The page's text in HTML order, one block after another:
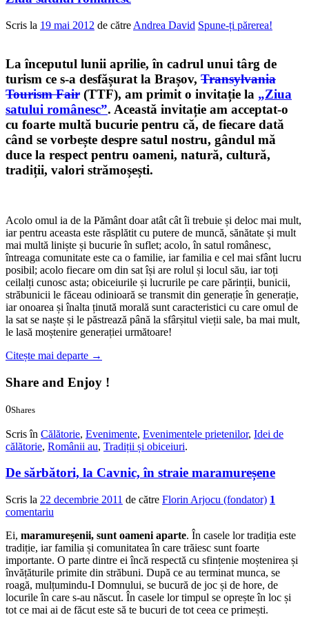
Scris la 19 mai 2012 de către Andrea David Spune-ți părerea!
La începutul lunii aprilie, în cadrul unui târg de
turism ce s-a desfășurat la Brașov, Transylvania
Tourism Fair (TTF), am primit o invitație la „Ziua
satului românesc”. Această invitație am acceptat-o
cu foarte multă bucurie pentru că, de fiecare dată
când se vorbește despre satul nostru, gândul mă
duce la respect pentru oameni, natură, cultură,
tradiții, valori strămoșești.
Acolo omul ia de la Pământ doar atât cât îi trebuie și deloc mai mult,
iar pentru aceasta este răsplătit cu putere de muncă, sănătate și mult
mai multă liniște și bucurie în suflet; acolo, în satul românesc,
întreaga comunitate este ca o familie, iar familia e cel mai sfânt lucru
posibil; acolo fiecare om din sat își are rolul și locul său, iar toți
ceilalți cunosc asta; obiceiurile și lucrurile pe care părinții, bunicii,
străbunicii le făceau odinioară se transmit din generație în generație,
iar onoarea și înalta ținută morală sunt caracteristici cu care omul de
la sat se naște și le păstrează până la sfârșitul vieții sale, ba mai mult,
le lasă moștenire generației următoare!
Citește mai departe →
Share and Enjoy !
0Shares
Scris în Călătorie, Evenimente, Evenimentele prietenilor, Idei de
călătorie, Românii au, Tradiții și obiceiuri.
De sărbători, la Cavnic, în straie maramureșene
Scris la 22 decembrie 2011 de către Florin Arjocu (fondator) 1
comentariu
Ei, maramureșenii, sunt oameni aparte. În casele lor tradiția este
tradiție, iar familia și comunitatea în care trăiesc sunt foarte
importante. O parte dintre ei încă respectă cu sfințenie moștenirea și
învățăturile primite din străbuni. După ce au terminat munca, se
roagă, mulțumindu-I Domnului, se bucură de joc și de hore, de
locurile în care s­-au născut. În casele lor timpul se oprește în loc și
tot ce mai ai de făcut este să te bucuri de tot ceea ce primești.